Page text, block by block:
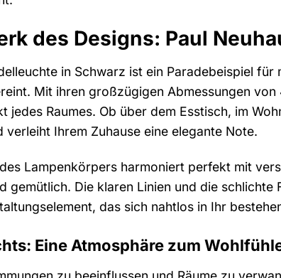
des Designs: Paul
in Schwarz ist ein Paradebeispiel
Mit ihren großzügigen Abmessungen
jedes Raumes. Ob über dem Esstisch, im
verleiht Ihrem Zuhause eine elegante Note.
Lampenkörpers harmoniert perfekt mit
gemütlich. Die klaren Linien und die
das sich nahtlos in Ihr
Eine Atmosphäre zum